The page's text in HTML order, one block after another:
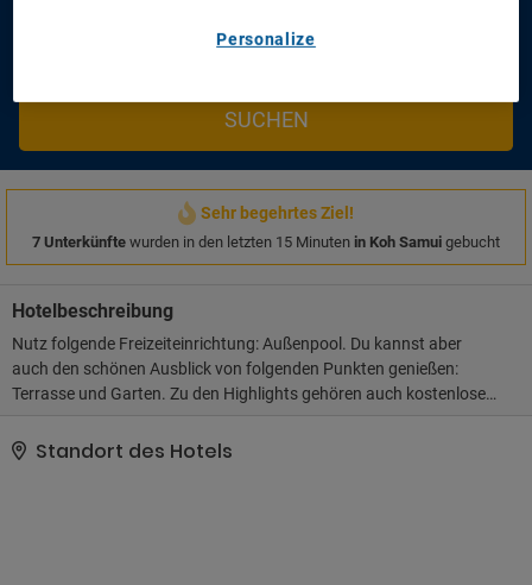
Ich möchte einen Flug hinzufügenSparen Sie Zeit und Geld!
SUCHEN
Sehr begehrtes Ziel!
7 Unterkünfte wurden in den letzten 15 Minuten in Koh Samui gebucht
Hotelbeschreibung
Nutz folgende Freizeiteinrichtung: Außenpool. Du kannst aber
auch den schönen Ausblick von folgenden Punkten genießen:
Terrasse und Garten. Zu den Highlights gehören auch kostenloses
Textilreinigungsservice, eine Gepäckaufbewahrung und eine
Standort des Hotels
Personalize